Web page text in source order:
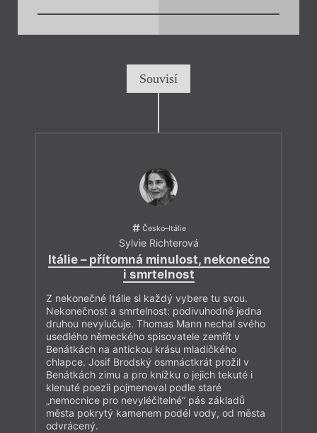
Souvisí
Česko–Itálie
Sylvie Richterová
Itálie – přítomná minulost, nekonečno
i smrtelnost
Z nekonečné Itálie si každý vybere tu svou.
Nekonečnost a smrtelnost: podivuhodně jedna
druhou nevylučuje. Thomas Mann nechal svého
usedlého německého spisovatele zemřít v
Benátkách na antickou krásu mladičkého
chlapce. Josif Brodský osmnáctkrát prožil v
Benátkách zimu a pro knížku o jejich tekuté i
klenuté poezii pojmenoval podle staré
„nemocnice pro nevyléčitelné“ pás základů
města pokrytý kamenem podél vody, od města
odvrácený.